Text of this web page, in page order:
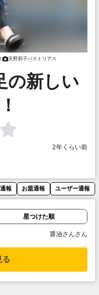
天野邪子パストリアス
の新しい
2年くらい前
報 お題通報 ユーザー通報
星つけた順
醤油さんさん
る